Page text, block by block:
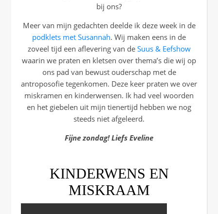
bij ons?
Meer van mijn gedachten deelde ik deze week in de
podklets met Susannah. Wij maken eens in de
zoveel tijd een aflevering van deSuus & Eefshow
waarin we praten en kletsen over thema’s die wij op
ons pad van bewust ouderschap met de
antroposofie tegenkomen. Deze keer praten we over
miskramen en kinderwensen. Ik had veel woorden
en het giebelen uit mijn tienertijd hebben we nog
steeds niet afgeleerd.
Fijne zondag! Liefs Eveline
KINDERWENS EN
MISKRAAM